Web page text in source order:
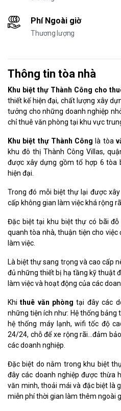
Phí Ngoài giờ
Thương lượng
Thông tin tòa nhà
Khu biệt thự Thành Công cho
thiết kế hiện đại, chất lượng xây
tưởng cho những doanh nghiệp
chỉ thuê văn phòng tại khu vực
Khu biệt thự Thành Công là tòa
khu đô thị Thành Công Villas,
được xây dựng gồm tổ hợp 6 tòa
hiện đại.
Trong đó mỗi biệt thự lại được
cấp không gian làm việc khá rộng
Đặc biệt tại khu biệt thự có bãi
quanh tòa nhà, thuận tiện cho
làm việc.
Là biệt thự sang trọng và cao cấp
đủ những thiết bị hạ tầng kỹ thuật
làm việc và hoạt động của các
Khithuê văn phòng tại đây các
những tiện ích như: Hệ thống bảng
hệ thống máy lạnh, wifi tốc độ
24/24, chỗ để xe rộng rãi…đảm
các doanh nghiệp.
Đặc biệt do nằm trong khu biệt
đây các doanh nghiệp được thừa
văn minh, thoải mái và đặc biệt là
miễn phí thời gian làm thêm ngoài